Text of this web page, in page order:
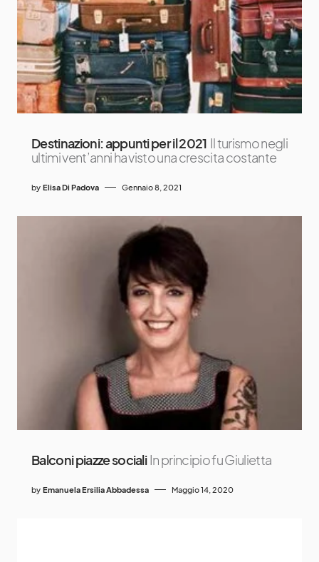
Destinazioni: appunti per il 2021 Il turismo negli
ultimi vent’anni ha visto una crescita costante
by Elisa Di Padova Gennaio 8, 2021
Balconi piazze sociali In principio fu Giulietta
by Emanuela Ersilia Abbadessa Maggio 14, 2020